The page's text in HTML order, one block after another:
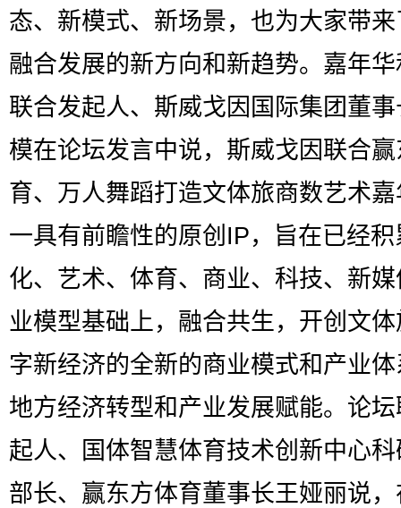
态、新模式、新场景，也为大家带
融合发展的新方向和新趋势。嘉年
联合发起人、斯威戈因国际集团董
模在论坛发言中说，斯威戈因联合
育、万人舞蹈打造文体旅商数艺术
一具有前瞻性的原创IP，旨在已经
化、艺术、体育、商业、科技、新
业模型基础上，融合共生，开创文
字新经济的全新的商业模式和产业
地方经济转型和产业发展赋能。论
起人、国体智慧体育技术创新中心
部长、赢东方体育董事长王娅丽说